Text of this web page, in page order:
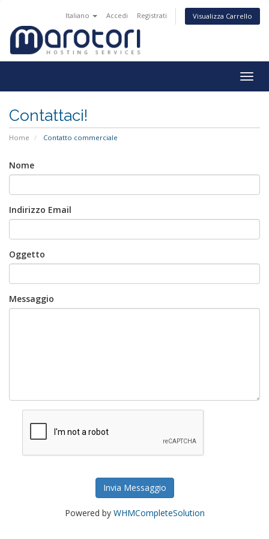
Italiano Accedi Registrati Visualizza Carrello
Contattaci!
Home Contatto commerciale
Nome
Indirizzo Email
Oggetto
Messaggio
Invia Messaggio
Powered by WHMCompleteSolution